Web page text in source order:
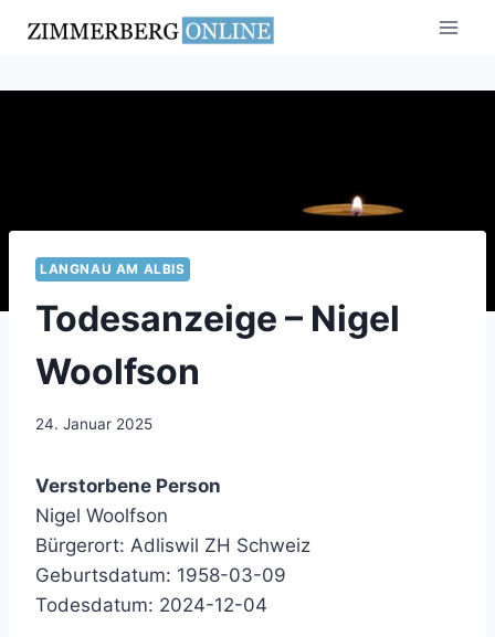
Inhalt
LANGNAU AM ALBIS
Todesanzeige – Nigel
Woolfson
24. Januar 2025
Verstorbene Person
Nigel Woolfson
Bürgerort: Adliswil ZH Schweiz
Geburtsdatum: 1958-03-09
Todesdatum: 2024-12-04